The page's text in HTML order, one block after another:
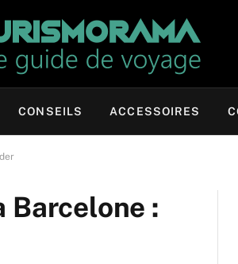
CONSEILS ACCESSOIRES
Barcelone :